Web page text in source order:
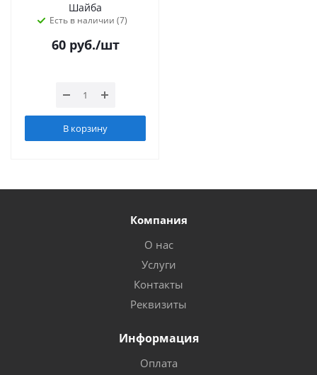
Шайба
Есть в наличии (7)
60руб./шт
В корзину
Компания
О нас
Услуги
Контакты
Реквизиты
Информация
Оплата